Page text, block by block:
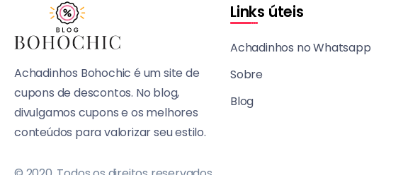
Achadinhos Bohochic é um site de
cupons de descontos. No blog,
divulgamos cupons e os melhores
conteúdos para valorizar seu estilo.
Links úteis
Achadinhos no Whatsapp
Sobre
Blog